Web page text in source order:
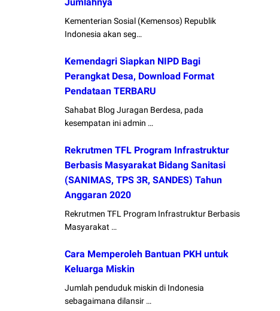
Jumlahnya
Kementerian Sosial (Kemensos) Republik
Indonesia akan seg…
Kemendagri Siapkan NIPD Bagi
Perangkat Desa, Download Format
Pendataan TERBARU
Sahabat Blog Juragan Berdesa, pada
kesempatan ini admin …
Rekrutmen TFL Program Infrastruktur
Berbasis Masyarakat Bidang Sanitasi
(SANIMAS, TPS 3R, SANDES) Tahun
Anggaran 2020
Rekrutmen TFL Program Infrastruktur Berbasis
Masyarakat …
Cara Memperoleh Bantuan PKH untuk
Keluarga Miskin
Jumlah penduduk miskin di Indonesia
sebagaimana dilansir …